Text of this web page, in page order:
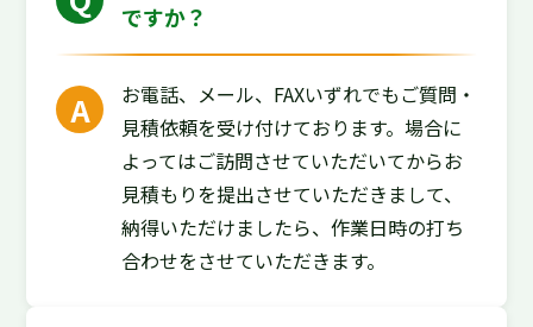
ですか？
お電話、メール、FAXいずれでもご質問・
見積依頼を受け付けております。場合に
よってはご訪問させていただいてからお
見積もりを提出させていただきまして、
納得いただけましたら、作業日時の打ち
合わせをさせていただきます。